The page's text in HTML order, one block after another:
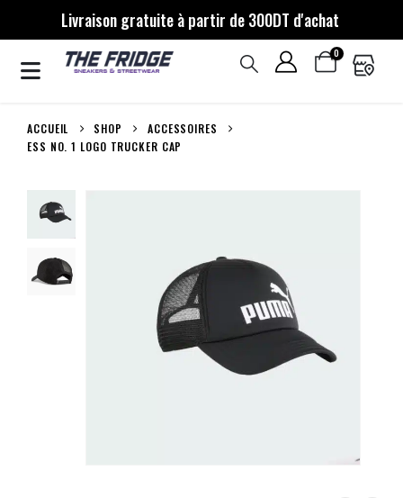
Livraison gratuite à partir de 300DT d'achat
0
ACCUEIL SHOP
ACCESSOIRES
ESS NO. 1 LOGO TRUCKER CAP